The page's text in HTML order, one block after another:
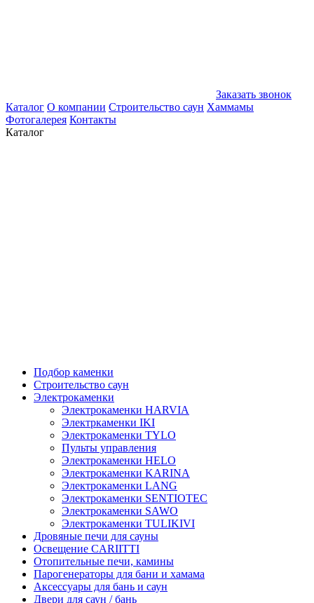
Заказать звонок
Каталог О компании Строительство саун Хаммамы
Фотогалерея Контакты
Каталог
Подбор каменки
Строительство саун
Электрокаменки
Электрокаменки HARVIA
Электркаменки IKI
Электрокаменки TYLO
Пульты управления
Электрокаменки HELO
Электрокаменки KARINA
Электрокаменки LANG
Электрокаменки SENTIOTEC
Электрокаменки SAWO
Электрокаменки TULIKIVI
Дровяные печи для сауны
Освещение CARIITTI
Отопительные печи, камины
Парогенераторы для бани и хамама
Аксессуары для бань и саун
Двери для саун / бань